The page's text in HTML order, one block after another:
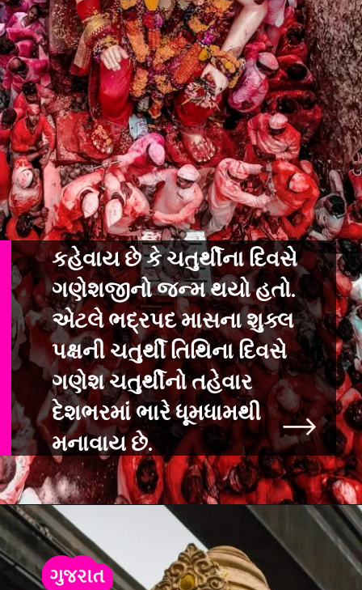
કહેવાય છે કે ચતુર્થીના દિવસે
ગણેશજીનો જન્મ થયો હતો.
એટલે ભદ્રપદ માસના શુક્લ
પક્ષની ચતુર્થી તિથિના દિવસે
ગણેશ ચતુર્થીનો તહેવાર
દેશભરમાં ભારે ધૂમધામથી
મનાવાય છે.